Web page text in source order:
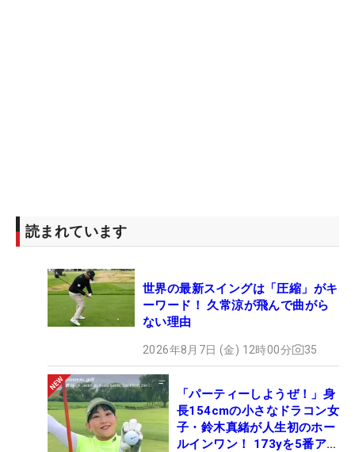
読まれています
世界の最新スイングは「圧縮」がキ
ーワード！ 久常涼が飛んで曲がら
ない理由
2026年8月7日 (金) 12時00分 35
「パーティーしようぜ！」身
長154cmの小さなドラコン女
子・鈴木真緒が人生初のホー
ルインワン！ 173yを5番アイ